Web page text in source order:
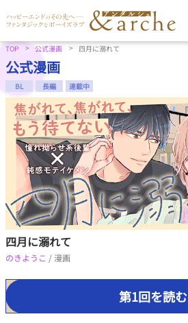
TOP 公式漫画 四月に溺れて
公式漫画
BL 長編 連載中
四月に溺れて
のきようこ / 漫画
第1回を読む